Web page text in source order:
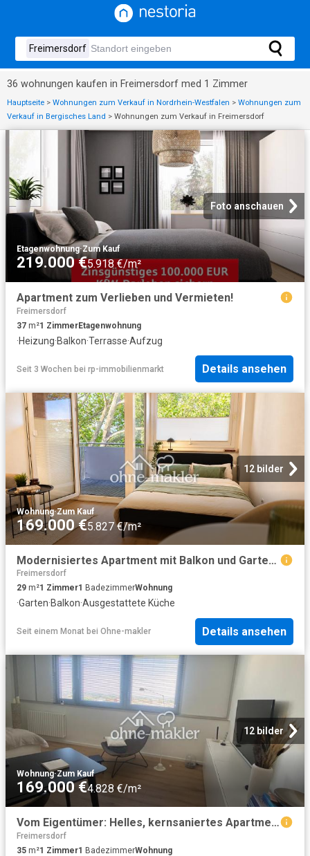
36 wohnungen kaufen in Freimersdorf med 1 Zimmer
Hauptseite > Wohnungen zum Verkauf in Nordrhein-Westfalen > Wohnungen zum
Verkauf in Bergisches Land > Wohnungen zum Verkauf in Freimersdorf
Foto anschauen
Etagenwohnung·Zum Kauf
219.000 €5.918 €/m²
Apartment zum Verlieben und Vermieten!
Freimersdorf
37 m²1 ZimmerEtagenwohnung
·Heizung·Balkon·Terrasse·Aufzug
Seit 3 Wochen bei rp-immobilienmarkt Details ansehen
12 bilder
Wohnung·Zum Kauf
169.000 €5.827 €/m²
Modernisiertes Apartment mit Balkon und Gartennutzung | Kapitalanlage heute – Eigennutzung später
Freimersdorf
29 m²1 Zimmer1 BadezimmerWohnung
·Garten·Balkon·Ausgestattete Küche
Seit einem Monat bei Ohne-makler Details ansehen
12 bilder
Wohnung·Zum Kauf
169.000 €4.828 €/m²
Vom Eigentümer: Helles, kernsaniertes Apartment in Neuehrenfeld
Freimersdorf
35 m²1 Zimmer1 BadezimmerWohnung